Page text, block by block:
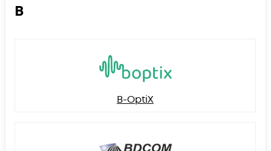
B
B-OptiX